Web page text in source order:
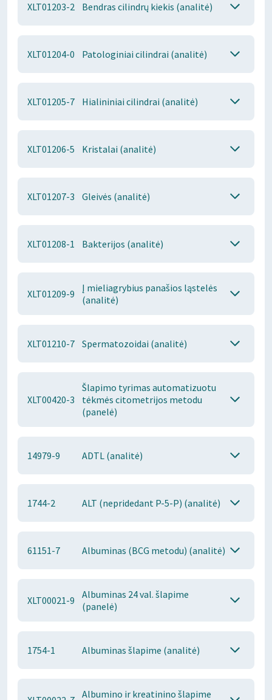
XLT01203-2 Bendras cilindrų kiekis (analitė)
XLT01204-0 Patologiniai cilindrai (analitė)
XLT01205-7 Hialininiai cilindrai (analitė)
XLT01206-5 Kristalai (analitė)
XLT01207-3 Gleivės (analitė)
XLT01208-1 Bakterijos (analitė)
XLT01209-9
Į mieliagrybius panašios ląstelės
(analitė)
XLT01210-7 Spermatozoidai (analitė)
XLT00420-3
Šlapimo tyrimas automatizuotu
tėkmės citometrijos metodu
(panelė)
14979-9 ADTL (analitė)
1744-2 ALT (nepridedant P-5-P) (analitė)
61151-7 Albuminas (BCG metodu) (analitė)
XLT00021-9
Albuminas 24 val. šlapime
(panelė)
1754-1 Albuminas šlapime (analitė)
Albumino ir kreatinino šlapime